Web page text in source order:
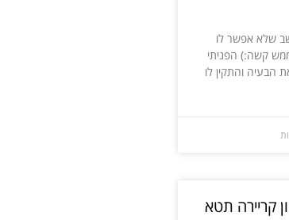
שלא אפשר לו
קשה:) הפניתי
הבעיה והתקין לו
קריירה תטא